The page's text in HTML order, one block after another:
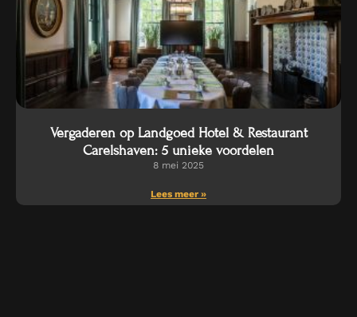
Vergaderen op Landgoed Hotel & Restaurant
Carelshaven: 5 unieke voordelen
8 mei 2025
Lees meer »